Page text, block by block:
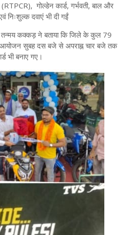
गोल्डेन कार्ड, गर्भवती, बाल और
निःशुल्क दवाएं भी दी गईं
कक्कड़ ने बताया कि जिले के कुल 79
आयोजन सुबह दस बजे से अपराह्न चार बजे तक
भी बनाए गए।